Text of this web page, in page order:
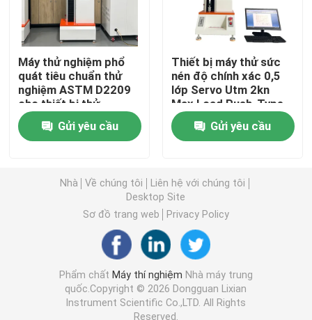
Máy kiểm tra đa năng
Máy kiểm tra môi trường
Máy cân bằng động
Máy kiểm tra cao su
Thiết bị kiểm tra ô tô
dụng cụ kiểm tra đóng gói
Máy thử nghiệm phổ
quát tiêu chuẩn thử
nghiệm ASTM D2209
cho thiết bị thử
nghiệm độ bền da 5kn
Max LoadGửi yêu cầu
Thiết bị máy thử sức
nén độ chính xác 0,5
lớp Servo Utm 2kn
Max Load Push-Type
Spray Head Nozzle
Gửi yêu cầu
Nhà Về chúng tôi
Liên hệ với chúng tôi
Desktop Site
Sơ đồ trang web
Privacy Policy
Phẩm chất Máy thí nghiệm Nhà máy trung
quốc.Copyright © 2026 Dongguan Lixian
Instrument Scientific Co.,LTD. All Rights
Reserved.